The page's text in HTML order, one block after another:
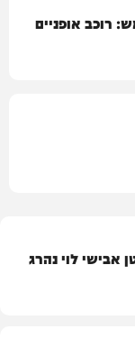
רוכב אופניים
אבישי לוי נהרג